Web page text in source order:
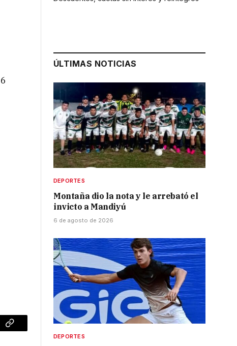
Copy
ÚLTIMAS NOTICIAS
DEPORTES
Montaña dio la nota y le arrebató el
invicto a Mandiyú
6 de agosto de 2026
DEPORTES